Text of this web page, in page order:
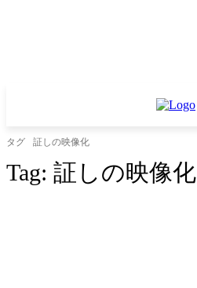
タグ 証しの映像化
Tag: 証しの映像化